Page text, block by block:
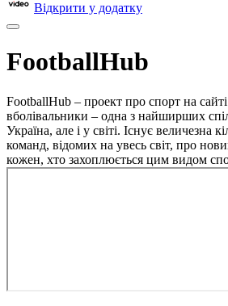
Відкрити у додатку
FootballHub
FootballHub – проект про спорт на
вболівальники – одна з найширших
Україна, але і у світі. Існує величезна
команд, відомих на увесь світ, про
кожен, хто захоплюється цим видом